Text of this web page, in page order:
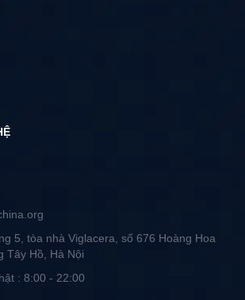
5, tòa nhà Viglacera, số 676 Hoàng Hoa
Tây Hồ, Hà Nội
: 8:00 - 22:00